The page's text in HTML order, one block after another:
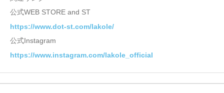
公式WEB STORE and ST
https://www.dot-st.com/lakole/
公式Instagram
https://www.instagram.com/lakole_official